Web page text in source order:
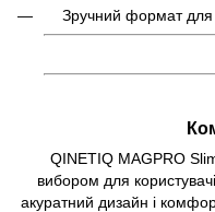
Зручний формат для
QINETIQ MAGPRO
вибором для
акуратний дизайн і